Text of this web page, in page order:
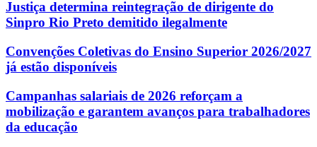
Justiça determina reintegração de dirigente do
Sinpro Rio Preto demitido ilegalmente
Convenções Coletivas do Ensino Superior 2026/2027
já estão disponíveis
Campanhas salariais de 2026 reforçam a
mobilização e garantem avanços para trabalhadores
da educação